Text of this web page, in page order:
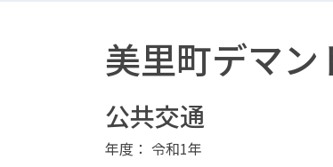
美里町デマ
公共交通
年度： 令和1年